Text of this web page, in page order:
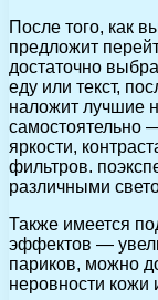
После того, как
предложит
достаточно
еду или текст,
наложит лучшие
самостоятельно
яркости,
фильтров.
различными
Также имеется
эффектов —
париков, можно
неровности